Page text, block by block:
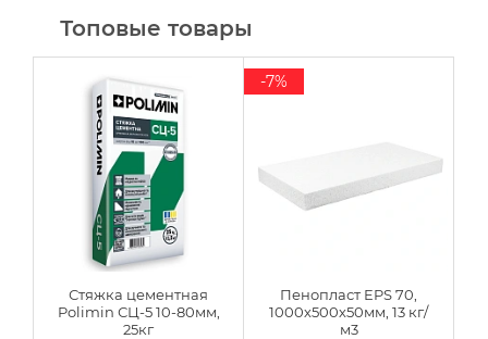
Топовые товары
Стяжка цементная
Polimin СЦ-5 10-80мм,
25кг
Пенопласт EPS 70,
1000х500х50мм, 13 кг/
м3
-7%